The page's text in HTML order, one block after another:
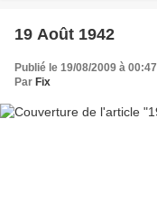
19 Août 1942
Publié le 19/08/2009 à 00:47
Par Fix